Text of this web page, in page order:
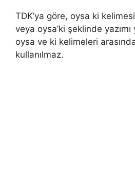
TDK’ya göre, oysa ki kelimesi
veya oysa’ki şeklinde yazımı
oysa ve ki kelimeleri
kullanılmaz.